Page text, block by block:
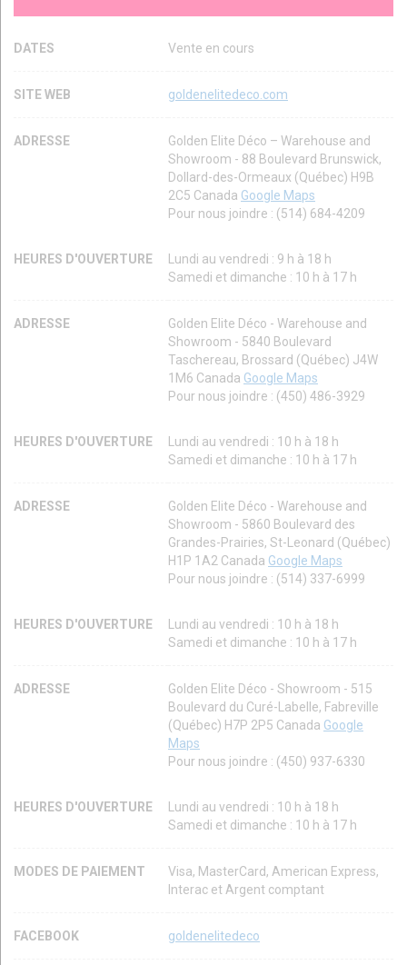
DATES Vente en cours
SITE WEB goldenelitedeco.com
ADRESSE
Golden Elite Déco – Warehouse and
Showroom - 88 Boulevard Brunswick,
Dollard-des-Ormeaux (Québec) H9B
2C5 Canada Google Maps
Pour nous joindre : (514) 684-4209
HEURES D'OUVERTURE
Lundi au vendredi : 9 h à 18 h
Samedi et dimanche : 10 h à 17 h
ADRESSE
Golden Elite Déco - Warehouse and
Showroom - 5840 Boulevard
Taschereau, Brossard (Québec) J4W
1M6 Canada Google Maps
Pour nous joindre : (450) 486-3929
HEURES D'OUVERTURE
Lundi au vendredi : 10 h à 18 h
Samedi et dimanche : 10 h à 17 h
ADRESSE
Golden Elite Déco - Warehouse and
Showroom - 5860 Boulevard des
Grandes-Prairies, St-Leonard (Québec)
H1P 1A2 Canada Google Maps
Pour nous joindre : (514) 337-6999
HEURES D'OUVERTURE
Lundi au vendredi : 10 h à 18 h
Samedi et dimanche : 10 h à 17 h
ADRESSE
Golden Elite Déco - Showroom - 515
Boulevard du Curé-Labelle, Fabreville
(Québec) H7P 2P5 Canada Google
Maps
Pour nous joindre : (450) 937-6330
HEURES D'OUVERTURE
Lundi au vendredi : 10 h à 18 h
Samedi et dimanche : 10 h à 17 h
MODES DE PAIEMENT
Visa, MasterCard, American Express,
Interac et Argent comptant
FACEBOOK goldenelitedeco